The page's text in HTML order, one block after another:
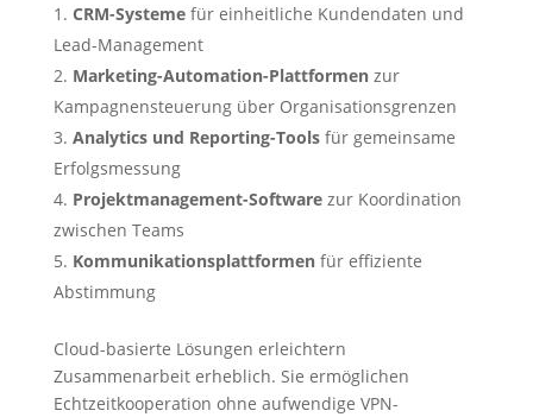
CRM-Systemefür einheitliche Kundendaten und
Lead-Management
Marketing-Automation-Plattformenzur
Kampagnensteuerung über Organisationsgrenzen
Analytics und Reporting-Toolsfür gemeinsame
Erfolgsmessung
Projektmanagement-Softwarezur Koordination
zwischen Teams
Kommunikationsplattformenfür effiziente
Abstimmung
Cloud-basierte Lösungen erleichtern
Zusammenarbeit erheblich. Sie ermöglichen
Echtzeitkooperation ohne aufwendige VPN-